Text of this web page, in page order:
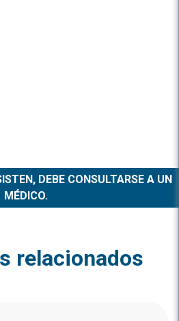
DEBE CONSULTARSE A UN
MÉDICO.
relacionados